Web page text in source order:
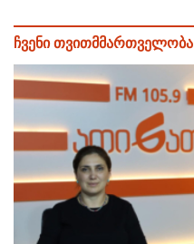
ჩვენი თვითმმართველობა